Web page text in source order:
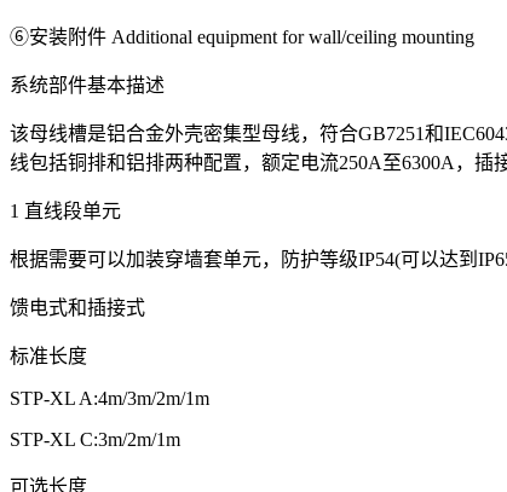
⑥安装附件 Additional equipment for wall/ceiling mounting
系统部件基本描述
该母线槽是铝合金外壳密集型母线，符合GB7251和
线包括铜排和铝排两种配置，额定电流250A至6300A，插
1 直线段单元
根据需要可以加装穿墙套单元，防护等级IP54(可以达到
馈电式和插接式
标准长度
STP-XL A:4m/3m/2m/1m
STP-XL C:3m/2m/1m
可选长度